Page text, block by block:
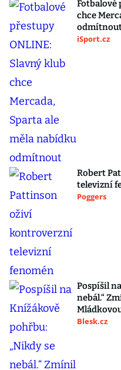
Fotbalové
chce
iSport.cz
Robert
televizní
Poggers
Pospíšil
nebál.“
Blesk.cz